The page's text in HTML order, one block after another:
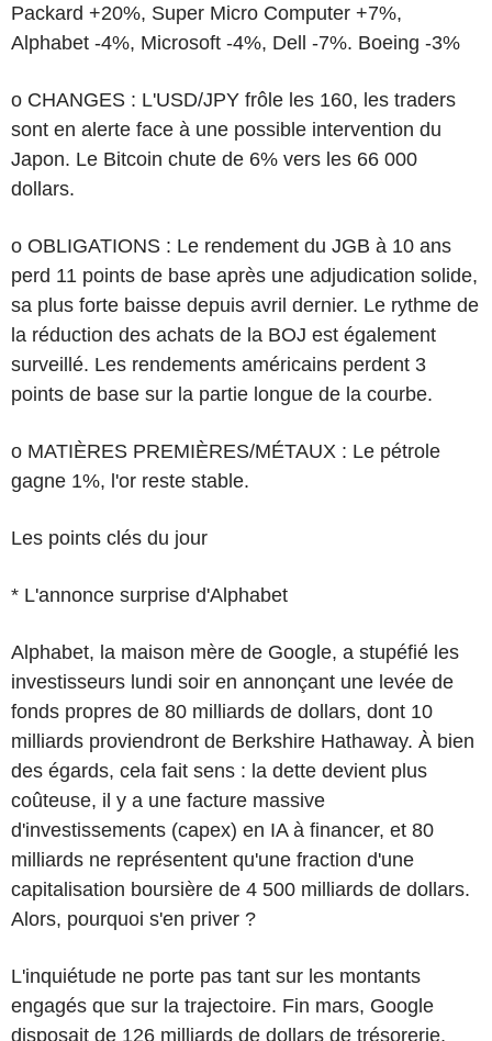
Packard +20%, Super Micro Computer +7%,
Alphabet -4%, Microsoft -4%, Dell -7%. Boeing -3%
o CHANGES : L'USD/JPY frôle les 160, les traders
sont en alerte face à une possible intervention du
Japon. Le Bitcoin chute de 6% vers les 66 000
dollars.
o OBLIGATIONS : Le rendement du JGB à 10 ans
perd 11 points de base après une adjudication solide,
sa plus forte baisse depuis avril dernier. Le rythme de
la réduction des achats de la BOJ est également
surveillé. Les rendements américains perdent 3
points de base sur la partie longue de la courbe.
o MATIÈRES PREMIÈRES/MÉTAUX : Le pétrole
gagne 1%, l'or reste stable.
Les points clés du jour
* L'annonce surprise d'Alphabet
Alphabet, la maison mère de Google, a stupéfié les
investisseurs lundi soir en annonçant une levée de
fonds propres de 80 milliards de dollars, dont 10
milliards proviendront de Berkshire Hathaway. À bien
des égards, cela fait sens : la dette devient plus
coûteuse, il y a une facture massive
d'investissements (capex) en IA à financer, et 80
milliards ne représentent qu'une fraction d'une
capitalisation boursière de 4 500 milliards de dollars.
Alors, pourquoi s'en priver ?
L'inquiétude ne porte pas tant sur les montants
engagés que sur la trajectoire. Fin mars, Google
disposait de 126 milliards de dollars de trésorerie,